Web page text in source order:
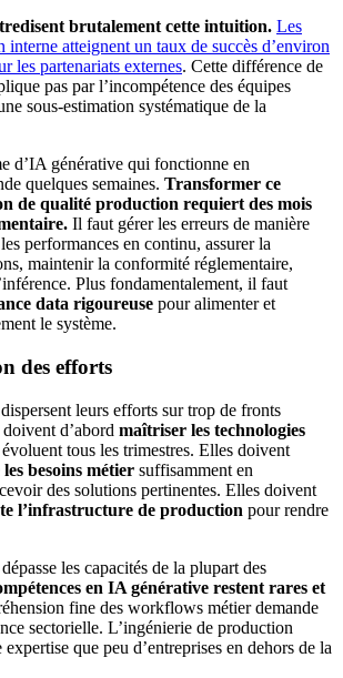
brutalement cette intuition. Les
interne atteignent un taux de succès d’environ
les partenariats externes. Cette différence de
pas par l’incompétence des équipes
sous-estimation systématique de la
d’IA générative qui fonctionne en
quelques semaines. Transformer ce
de qualité production requiert des mois
Il faut gérer les erreurs de manière
performances en continu, assurer la
maintenir la conformité réglementaire,
Plus fondamentalement, il faut
data rigoureuse pour alimenter et
le système.
des efforts
leurs efforts sur trop de fronts
d’abord maîtriser les technologies
tous les trimestres. Elles doivent
besoins métier suffisamment en
des solutions pertinentes. Elles doivent
l’infrastructure de production pour rendre
les capacités de la plupart des
en IA générative restent rares et
fine des workflows métier demande
sectorielle. L’ingénierie de production
expertise que peu d’entreprises en dehors de la